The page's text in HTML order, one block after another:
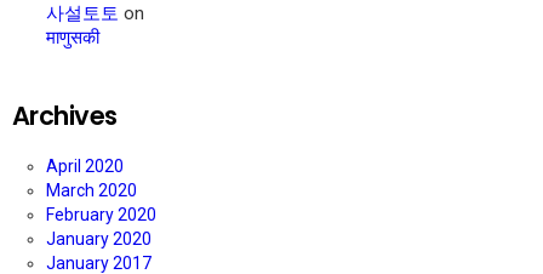
사설토토 on
माणुसकी
Archives
April 2020
March 2020
February 2020
January 2020
January 2017